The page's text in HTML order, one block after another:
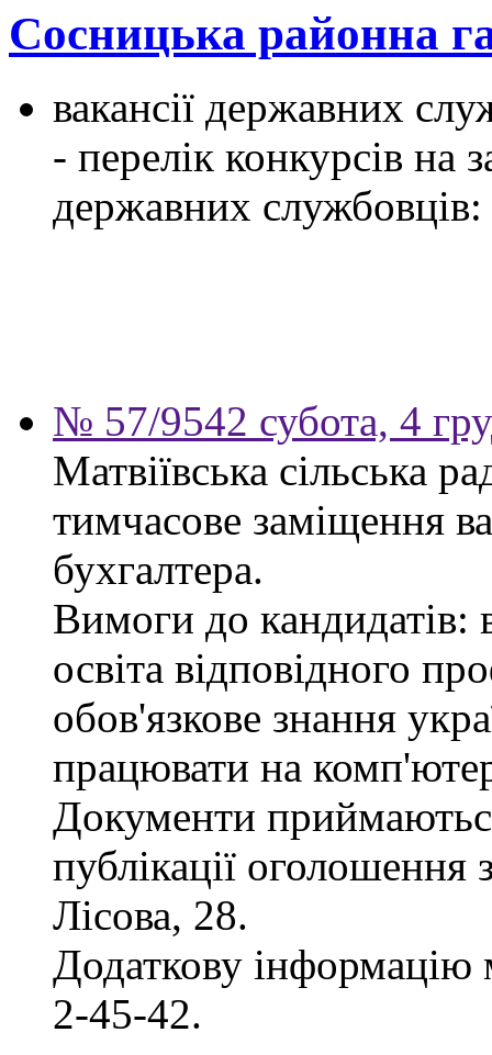
Сосницька районна
вакансії державних
- перелік конкурсів на
державних службовців:
№ 57/9542 субота, 4
Матвіївська сільська
тимчасове заміщення
бухгалтера.
Вимоги до кандидатів:
освіта відповідного
обов'язкове знання
працювати на
Документи
публікації оголошення
Лісова, 28.
Додаткову
2-45-42.